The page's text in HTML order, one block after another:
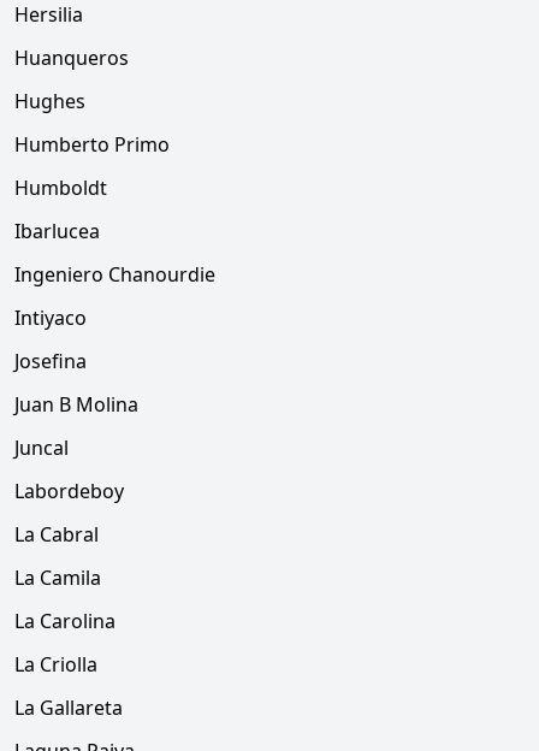
Hersilia
Huanqueros
Hughes
Humberto Primo
Humboldt
Ibarlucea
Ingeniero Chanourdie
Intiyaco
Josefina
Juan B Molina
Juncal
Labordeboy
La Cabral
La Camila
La Carolina
La Criolla
La Gallareta